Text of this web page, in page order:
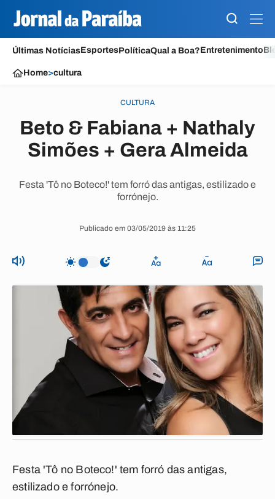
Últimas NotíciasEsportesPolíticaQual a Boa?Entretenimento
Home>cultura
CULTURA
Beto & Fabiana + Nathaly
Simões + Gera Almeida
Festa 'Tô no Boteco!' tem forró das antigas, estilizado e
forrónejo.
Publicado em 03/05/2019 às 11:25
Festa 'Tô no Boteco!' tem forró das antigas,
estilizado e forrónejo.